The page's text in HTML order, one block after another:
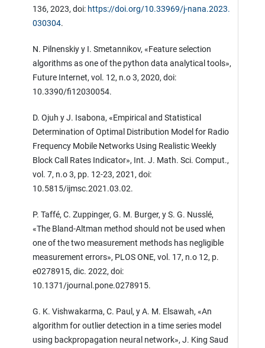
136, 2023, doi: https://doi.org/10.33969/j-nana.2023.
030304.
N. Pilnenskiy y I. Smetannikov, «Feature selection
algorithms as one of the python data analytical tools»,
Future Internet, vol. 12, n.o 3, 2020, doi:
10.3390/fi12030054.
D. Ojuh y J. Isabona, «Empirical and Statistical
Determination of Optimal Distribution Model for Radio
Frequency Mobile Networks Using Realistic Weekly
Block Call Rates Indicator», Int. J. Math. Sci. Comput.,
vol. 7, n.o 3, pp. 12-23, 2021, doi:
10.5815/ijmsc.2021.03.02.
P. Taffé, C. Zuppinger, G. M. Burger, y S. G. Nusslé,
«The Bland-Altman method should not be used when
one of the two measurement methods has negligible
measurement errors», PLOS ONE, vol. 17, n.o 12, p.
e0278915, dic. 2022, doi:
10.1371/journal.pone.0278915.
G. K. Vishwakarma, C. Paul, y A. M. Elsawah, «An
algorithm for outlier detection in a time series model
using backpropagation neural network», J. King Saud